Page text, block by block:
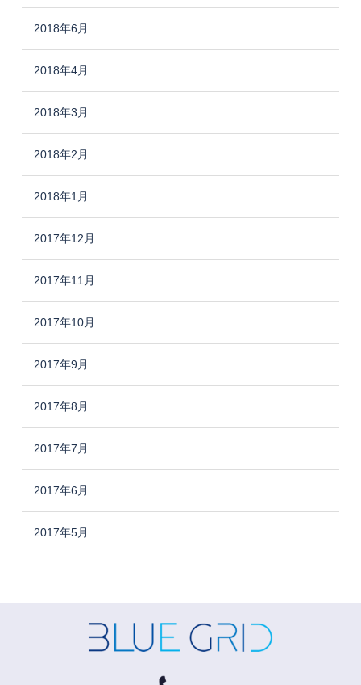
2018年6月
2018年4月
2018年3月
2018年2月
2018年1月
2017年12月
2017年11月
2017年10月
2017年9月
2017年8月
2017年7月
2017年6月
2017年5月